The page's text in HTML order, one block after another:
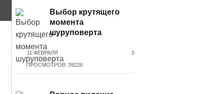
Выбор крутящего
момента
шуруповерта
11 ФЕВРАЛЯ 3
ПРОСМОТРОВ: 39226